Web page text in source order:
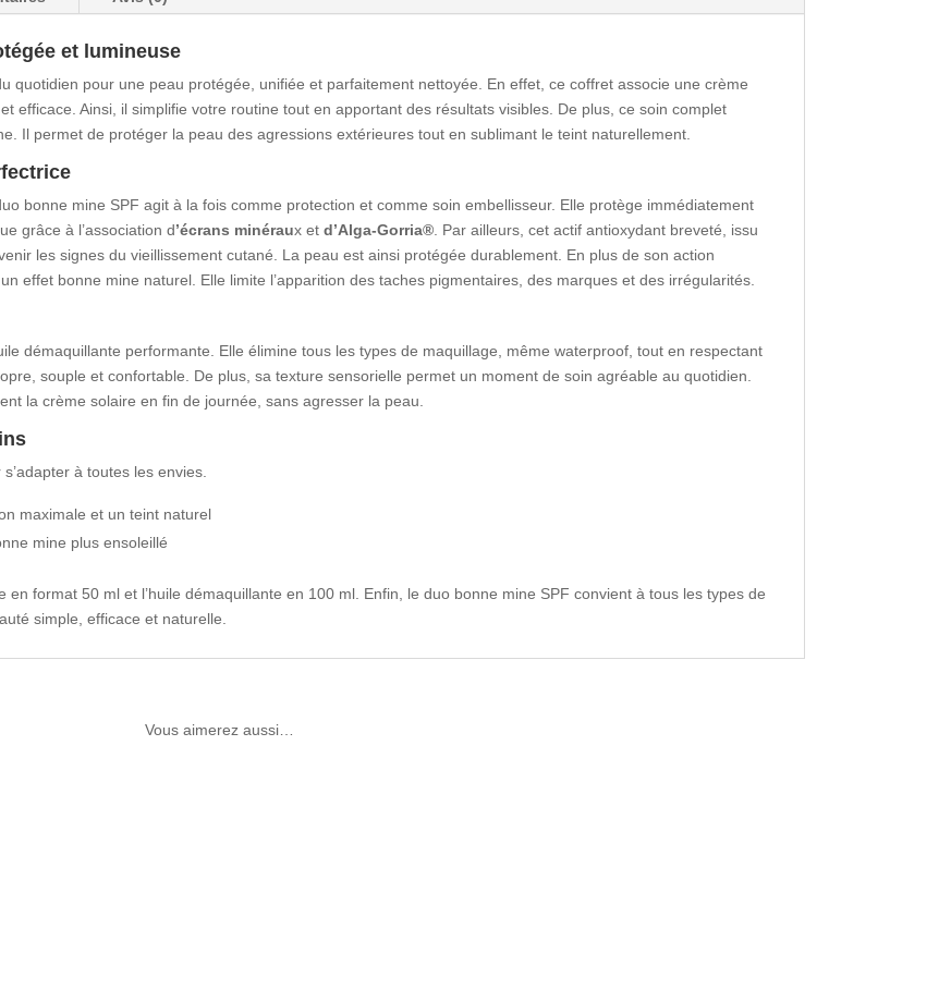
et lumineuse
quotidien pour une peau protégée, unifiée et parfaitement nettoyée. En effet, ce coffret associe une crème
efficace. Ainsi, il simplifie votre routine tout en apportant des résultats visibles. De plus, ce soin complet
Il permet de protéger la peau des agressions extérieures tout en sublimant le teint naturellement.
bonne mine SPF agit à la fois comme protection et comme soin embellisseur. Elle protège immédiatement
grâce à l’association d’écrans minéraux etd’Alga-Gorria® . Par ailleurs, cet actif antioxydant breveté, issu
les signes du vieillissement cutané. La peau est ainsi protégée durablement. En plus de son action
effet bonne mine naturel. Elle limite l’apparition des taches pigmentaires, des marques et des irrégularités.
démaquillante performante. Elle élimine tous les types de maquillage, même waterproof, tout en respectant
souple et confortable. De plus, sa texture sensorielle permet un moment de soin agréable au quotidien.
la crème solaire en fin de journée, sans agresser la peau.
à toutes les envies.
maximale et un teint naturel
mine plus ensoleillé
format 50 ml et l’huile démaquillante en 100 ml. Enfin, le duo bonne mine SPF convient à tous les types de
simple, efficace et naturelle.
Vous aimerez aussi…